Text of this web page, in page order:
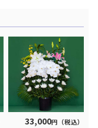
33,000円（税込）